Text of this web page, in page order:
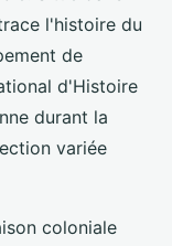
l'histoire du
de
d'Histoire
durant la
variée
coloniale